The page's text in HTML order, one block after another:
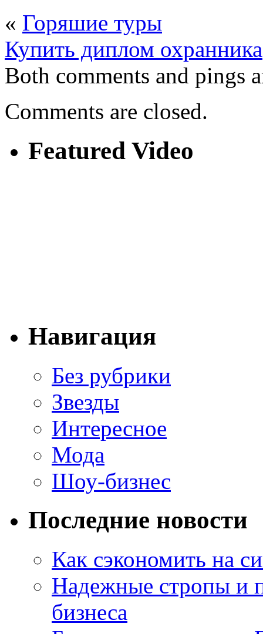
« Горяшие туры
Купить диплом охранника
Both comments and pings
Comments are closed.
Featured Video
Навигация
Без рубрики
Звезды
Интересное
Мода
Шоу-бизнес
Последние новости
Как сэкономить на
Надежные стропы и
бизнеса